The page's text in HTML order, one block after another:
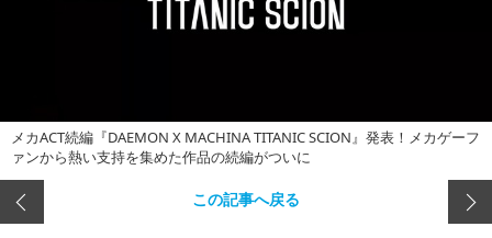
メカACT続編『DAEMON X MACHINA TITANIC SCION』発表！メカゲーフ
ァンから熱い支持を集めた作品の続編がついに
この記事へ戻る